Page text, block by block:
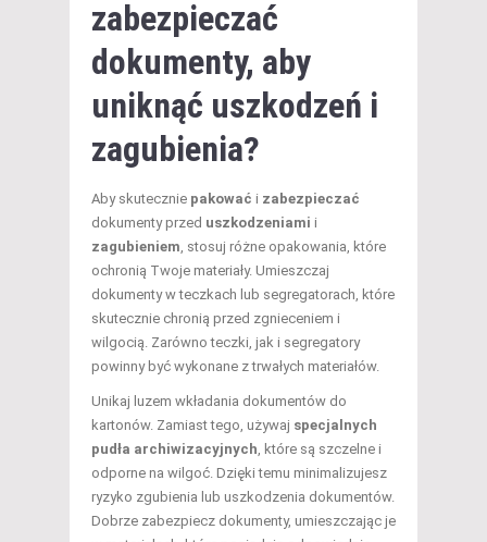
zabezpieczać
dokumenty, aby
uniknąć uszkodzeń i
zagubienia?
Aby skutecznie pakować i zabezpieczać
dokumenty przed uszkodzeniami i
zagubieniem, stosuj różne opakowania, które
ochronią Twoje materiały. Umieszczaj
dokumenty w teczkach lub segregatorach, które
skutecznie chronią przed zgnieceniem i
wilgocią. Zarówno teczki, jak i segregatory
powinny być wykonane z trwałych materiałów.
Unikaj luzem wkładania dokumentów do
kartonów. Zamiast tego, używaj specjalnych
pudła archiwizacyjnych, które są szczelne i
odporne na wilgoć. Dzięki temu minimalizujesz
ryzyko zgubienia lub uszkodzenia dokumentów.
Dobrze zabezpiecz dokumenty, umieszczając je